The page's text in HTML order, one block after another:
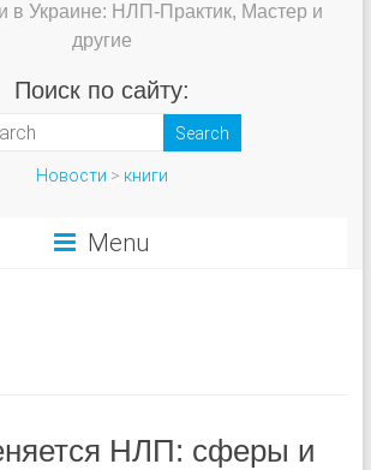
в Украине: НЛП-Практик, Мастер и
другие
Поиск по сайту:
Новости > книги
Menu
НЛП: сферы и